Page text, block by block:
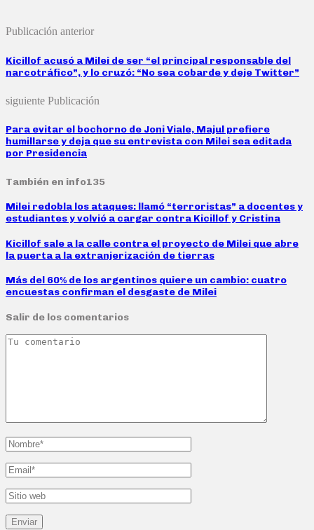
Publicación anterior
Kicillof acusó a Milei de ser “el principal responsable del
narcotráfico”, y lo cruzó: “No sea cobarde y deje Twitter”
siguiente Publicación
Para evitar el bochorno de Joni Viale, Majul prefiere
humillarse y deja que su entrevista con Milei sea editada
por Presidencia
También en info135
Milei redobla los ataques: llamó “terroristas” a docentes y
estudiantes y volvió a cargar contra Kicillof y Cristina
Kicillof sale a la calle contra el proyecto de Milei que abre
la puerta a la extranjerización de tierras
Más del 60% de los argentinos quiere un cambio: cuatro
encuestas confirman el desgaste de Milei
Salir de los comentarios